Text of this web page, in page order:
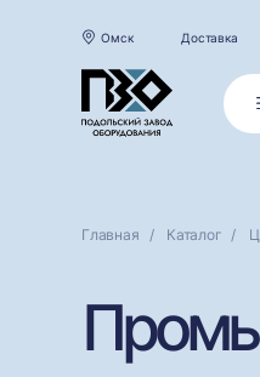
Омск Доставка
Главная Каталог